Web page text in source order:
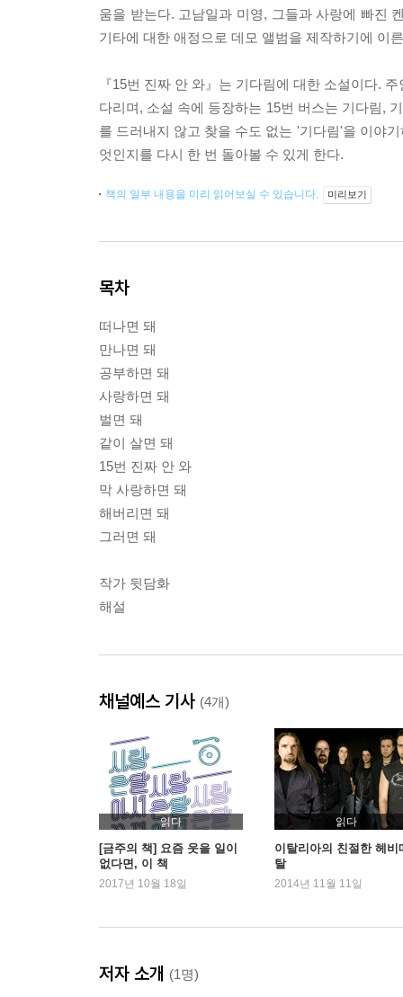
움을 받는다. 고남일과 미영, 그들과 사랑에 빠진
기타에 대한 애정으로 데모 앨범을 제작하기에 이
『15번 진짜 안 와』는 기다림에 대한 소설이다.
다리며, 소설 속에 등장하는 15번 버스는 기다림,
를 드러내지 않고 찾을 수도 없는 '기다림'을 이야
엇인지를 다시 한 번 돌아볼 수 있게 한다.
책의 일부 내용을 미리 읽어보실 수 있습니다. 미리보기
목차
떠나면 돼
만나면 돼
공부하면 돼
사랑하면 돼
벌면 돼
같이 살면 돼
15번 진짜 안 와
막 사랑하면 돼
해버리면 돼
그러면 돼
작가 뒷담화
해설
채널예스 기사 (4개)
읽다
[금주의 책] 요즘 웃을 일이
없다면, 이 책
2017년 10월 18일
읽다
이탈리아의 친절한 헤비
탈
2014년 11월 11일
저자 소개 (1명)